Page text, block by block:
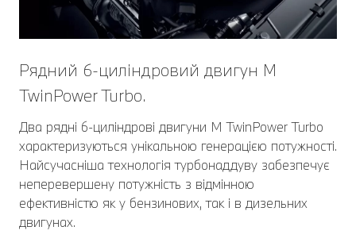
Рядний 6-циліндровий двигун М
TwinPower Turbo.
Два рядні 6-циліндрові двигуни M TwinPower Turbo
характеризуються унікальною генерацією потужності.
Найсучасніша технологія турбонаддуву забезпечує
неперевершену потужність з відмінною
ефективністю як у бензинових, так і в дизельних
двигунах.